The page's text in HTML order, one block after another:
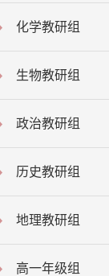
化学教研组
生物教研组
政治教研组
历史教研组
地理教研组
高一年级组